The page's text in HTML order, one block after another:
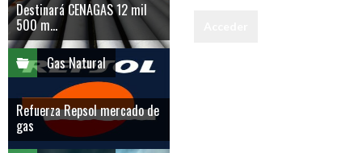
Destinará CENAGAS 12 mil
500 m...
Gas Natural
Refuerza Repsol mercado de
gas